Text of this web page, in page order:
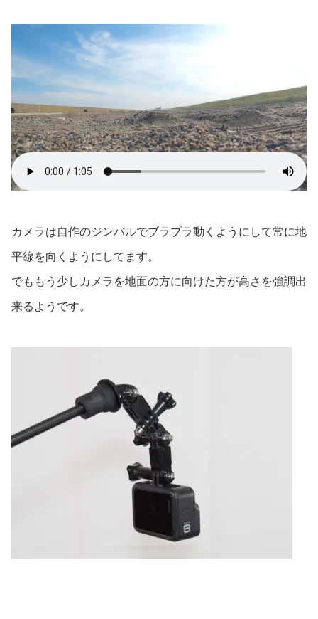
カメラは自作のジンバルでブラブラ動くようにして常に地
平線を向くようにしてます。
でももう少しカメラを地面の方に向けた方が高さを強調出
来るようです。